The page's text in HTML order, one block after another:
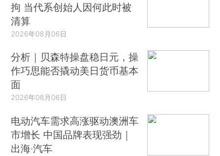
拘 当代系创始人因何此时被
清算
2026年08月06日
分析｜贝森特操盘稳日元，操
作巧思能否撬动美日货币基本
面
2026年08月06日
电动汽车需求高涨驱动澳洲车
市增长 中国品牌表现强劲｜
出海·汽车